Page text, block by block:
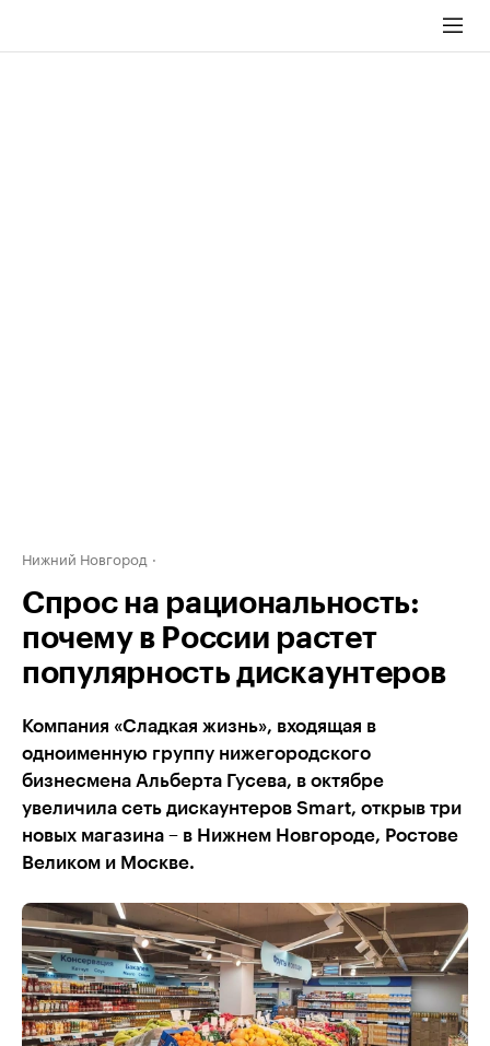
Нижний Новгород
Спрос на рациональность:
почему в России растет
популярность дискаунтеров
Компания «Сладкая жизнь», входящая в
одноименную группу нижегородского
бизнесмена Альберта Гусева, в октябре
увеличила сеть дискаунтеров Smart, открыв три
новых магазина – в Нижнем Новгороде, Ростове
Великом и Москве.